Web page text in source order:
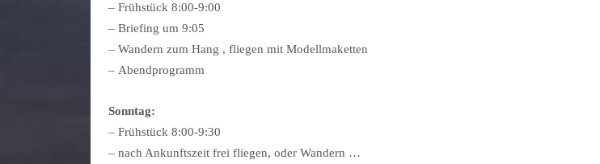
– Frühstück 8:00-9:00
– Briefing um 9:05
– Wandern zum Hang , fliegen mit Modellmaketten
– Abendprogramm
Sonntag:
– Frühstück 8:00-9:30
– nach Ankunftszeit frei fliegen, oder Wandern …